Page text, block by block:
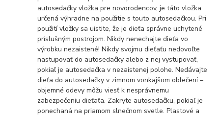
autosedačky vložka pre novorodencov, je táto vložka
určená výhradne na použitie s touto autosedačkou. Pri
použití vložky sa uistite, že je dieťa správne uchytené
príslušným postrojom. Nikdy nenechajte dieťa vo
výrobku nezaistené! Nikdy svojmu dieťaťu nedovoľte
nastupovať do autosedačky alebo z nej vystupovať,
pokiaľ je autosedačka v nezaistenej polohe. Nedávajte
dieťa do autosedačky v zimnom vonkajšom oblečení –
objemné odevy môžu viesť k nesprávnemu
zabezpečeniu dieťaťa. Zakryte autosedačku, pokiaľ je
ponechaná na priamom slnečnom svetle. Plastové a